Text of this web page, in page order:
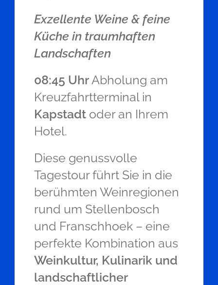
Exzellente Weine & feine
Küche in traumhaften
Landschaften
08:45 UhrAbholung am
Kreuzfahrtterminal in
Kapstadt oder an Ihrem
Hotel.
Diese genussvolle
Tagestour führt Sie in die
berühmten Weinregionen
rund um Stellenbosch
und Franschhoek – eine
perfekte Kombination aus
Weinkultur, Kulinarik und
landschaftlicher